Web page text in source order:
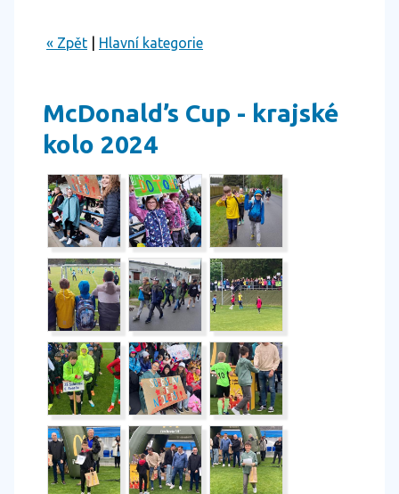
« Zpět Hlavní kategorie
McDonald’s Cup - krajské
kolo 2024